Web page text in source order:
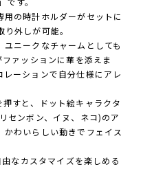
の時計ホルダーがセットに
外しが可能。
ニークなチャームとしても
ァッションに華を添えま
ーションで自分仕様にアレ
すと、ドット絵キャラクタ
センボン、イヌ、ネコ)のア
わいらしい動きでフェイス
なカスタマイズを楽しめる